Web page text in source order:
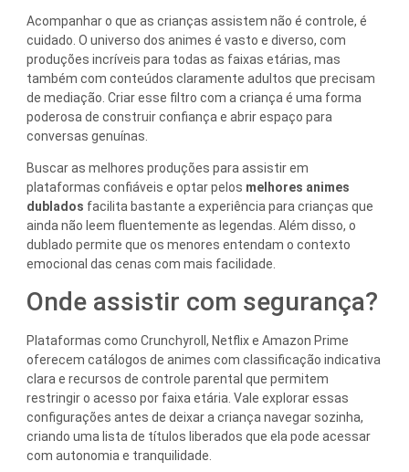
Acompanhar o que as crianças assistem não é controle, é
cuidado. O universo dos animes é vasto e diverso, com
produções incríveis para todas as faixas etárias, mas
também com conteúdos claramente adultos que precisam
de mediação. Criar esse filtro com a criança é uma forma
poderosa de construir confiança e abrir espaço para
conversas genuínas.
Buscar as melhores produções para assistir em
plataformas confiáveis e optar pelos melhores animes
dublados facilita bastante a experiência para crianças que
ainda não leem fluentemente as legendas. Além disso, o
dublado permite que os menores entendam o contexto
emocional das cenas com mais facilidade.
Onde assistir com segurança?
Plataformas como Crunchyroll, Netflix e Amazon Prime
oferecem catálogos de animes com classificação indicativa
clara e recursos de controle parental que permitem
restringir o acesso por faixa etária. Vale explorar essas
configurações antes de deixar a criança navegar sozinha,
criando uma lista de títulos liberados que ela pode acessar
com autonomia e tranquilidade.